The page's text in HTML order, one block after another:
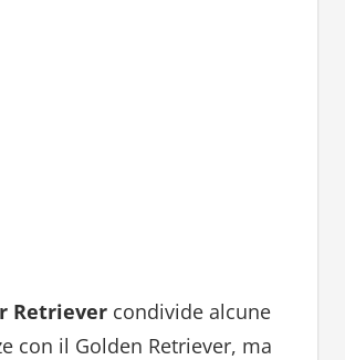
Retrievercondivide alcune
con il Golden Retriever, ma